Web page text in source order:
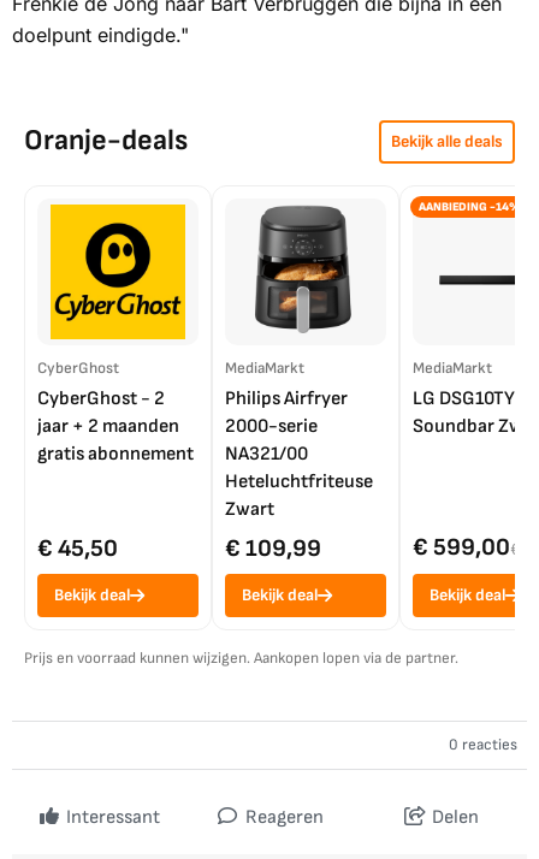
doelpunt eindigde."
Oranje-deals Bekijk alle deals
CyberGhost
CyberGhost - 2
jaar + 2 maanden
gratis abonnement
€ 45,50
Bekijk deal
MediaMarkt
Philips Airfryer
2000-serie
NA321/00
Heteluchtfriteuse
Zwart
€ 109,99
Bekijk deal
AANBIEDING -14%
MediaMarkt
LG DSG10TY
Soundbar
€ 599,00€
Bekijk deal
Prijs en voorraad kunnen wijzigen. Aankopen lopen via de partner.
0 reacties
Interessant Reageren Delen